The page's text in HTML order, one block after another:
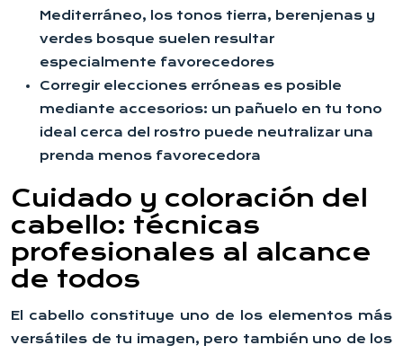
Mediterráneo, los tonos tierra, berenjenas y
verdes bosque suelen resultar
especialmente favorecedores
Corregir elecciones erróneas es posible
mediante accesorios: un pañuelo en tu tono
ideal cerca del rostro puede neutralizar una
prenda menos favorecedora
Cuidado y coloración del
cabello: técnicas
profesionales al alcance
de todos
El cabello constituye uno de los elementos más
versátiles de tu imagen, pero también uno de los